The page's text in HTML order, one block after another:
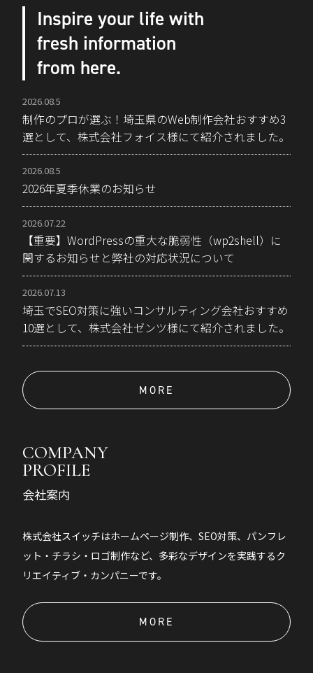
Inspire your life with
fresh information
from here.
2026.08.5
制作のプロが選ぶ！埼玉県のWeb制作会社おすすめ3
選として、株式会社フォイス様にて紹介されました。
2026.08.5
2026年夏季休業のお知らせ
2026.07.22
【重要】WordPressの重大な脆弱性（wp2shell）に
関するお知らせと弊社の対応状況について
2026.07.13
埼玉でSEO対策に強いコンサルティング会社おすすめ
10選として、株式会社ゼンツ様にて紹介されました。
MORE
COMPANY
PROFILE
会社案内
株式会社スイッチはホームページ制作、SEO対策、パンフレ
ット・チラシ・ロゴ制作など、多彩なデザインを実践するク
リエイティブ・カンパニーです。
MORE